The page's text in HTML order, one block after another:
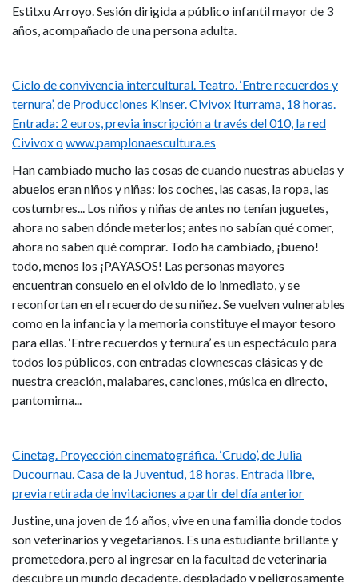
Estitxu Arroyo. Sesión dirigida a público infantil mayor de 3
años, acompañado de una persona adulta.
Ciclo de convivencia intercultural. Teatro. ‘Entre recuerdos y
ternura’, de Producciones Kinser. Civivox Iturrama, 18 horas.
Entrada: 2 euros, previa inscripción a través del 010, la red
Civivox owww.pamplonaescultura.es
Han cambiado mucho las cosas de cuando nuestras abuelas y
abuelos eran niños y niñas: los coches, las casas, la ropa, las
costumbres... Los niños y niñas de antes no tenían juguetes,
ahora no saben dónde meterlos; antes no sabían qué comer,
ahora no saben qué comprar. Todo ha cambiado, ¡bueno!
todo, menos los ¡PAYASOS! Las personas mayores
encuentran consuelo en el olvido de lo inmediato, y se
reconfortan en el recuerdo de su niñez. Se vuelven vulnerables
como en la infancia y la memoria constituye el mayor tesoro
para ellas. ‘Entre recuerdos y ternura’ es un espectáculo para
todos los públicos, con entradas clownescas clásicas y de
nuestra creación, malabares, canciones, música en directo,
pantomima...
Cinetag. Proyección cinematográfica. ‘Crudo’, de Julia
Ducournau. Casa de la Juventud, 18 horas. Entrada libre,
previa retirada de invitaciones a partir del día anterior
Justine, una joven de 16 años, vive en una familia donde todos
son veterinarios y vegetarianos. Es una estudiante brillante y
prometedora, pero al ingresar en la facultad de veterinaria
descubre un mundo decadente, despiadado y peligrosamente